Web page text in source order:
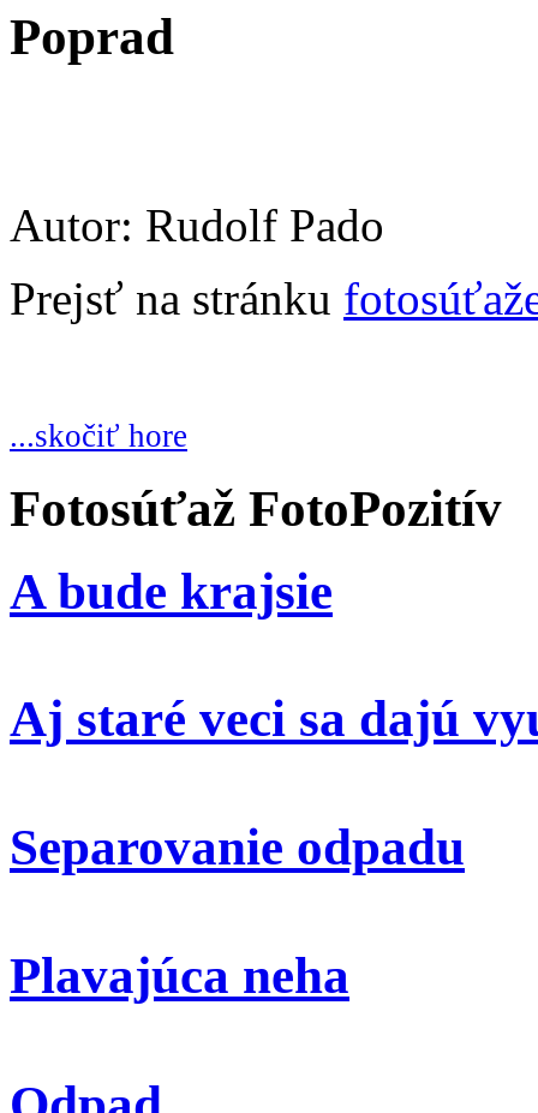
Poprad
Autor: Rudolf Pado
Prejsť na stránku
...skočiť hore
Fotosúťaž FotoPozitív
A bude krajsie
Aj staré veci sa dajú
Separovanie odpadu
Plavajúca neha